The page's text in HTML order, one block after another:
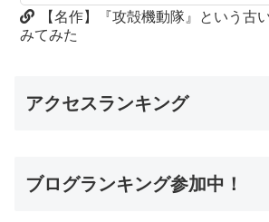
【名作】『攻殻機動隊』という古
みてみた
アクセスランキング
ブログランキング参加中！